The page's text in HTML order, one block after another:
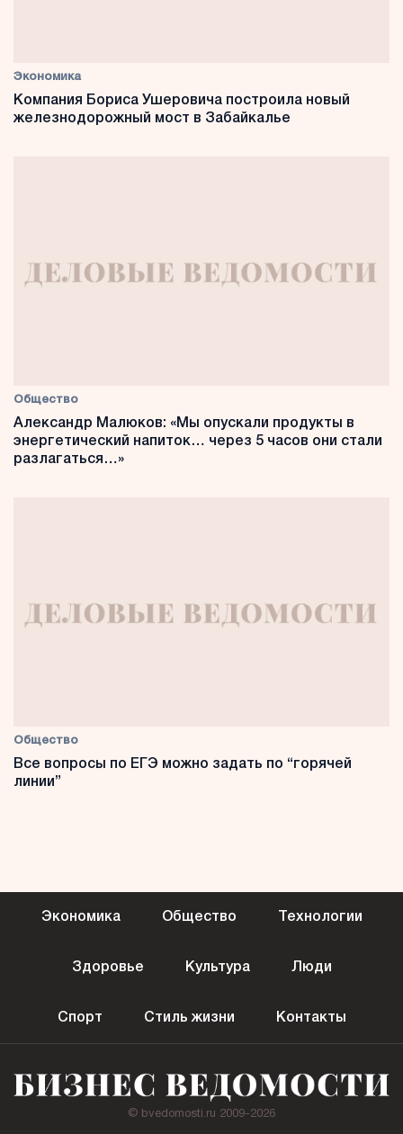
Экономика
Компания Бориса Ушеровича построила новый
железнодорожный мост в Забайкалье
Общество
Александр Малюков: «Мы опускали продукты в
энергетический напиток… через 5 часов они стали
разлагаться…»
Общество
Все вопросы по ЕГЭ можно задать по “горячей
линии”
Экономика Общество Технологии
Здоровье Культура Люди
Спорт Стиль жизни Контакты
© bvedomosti.ru 2009-2026